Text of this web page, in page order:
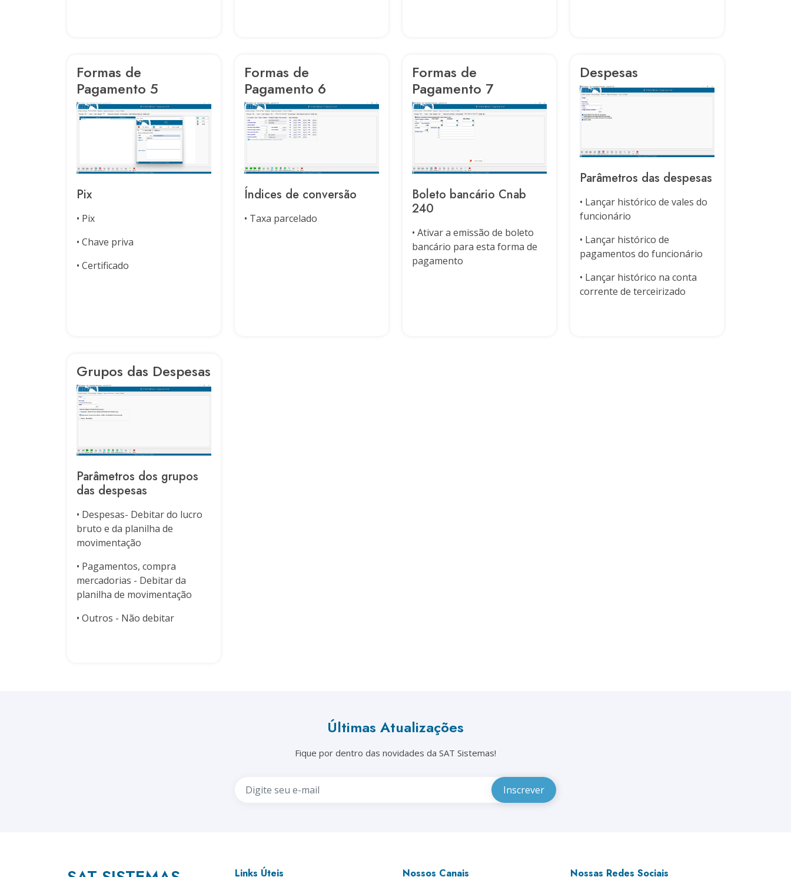
Formas de
Pagamento 5
Pix
• Pix
• Chave priva
• Certificado
Formas de
Pagamento 6
Índices de conversão
• Taxa parcelado
Formas de
Pagamento 7
Boleto bancário Cnab
240
• Ativar a emissão de boleto
bancário para esta forma de
pagamento
Despesas
Parâmetros das despesas
• Lançar histórico de vales do
funcionário
• Lançar histórico de
pagamentos do funcionário
• Lançar histórico na conta
corrente de terceirizado
Grupos das Despesas
Parâmetros dos grupos
das despesas
• Despesas- Debitar do lucro
bruto e da planilha de
movimentação
• Pagamentos, compra
mercadorias - Debitar da
planilha de movimentação
• Outros - Não debitar
Últimas Atualizações
Fique por dentro das novidades da SAT Sistemas!
Links Úteis Nossos Canais Nossas Redes Sociais